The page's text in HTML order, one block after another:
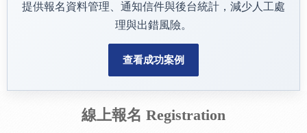
提供報名資料管理、通知信件與後台統計，減少人工處
理與出錯風險。
查看成功案例
線上報名 Registration